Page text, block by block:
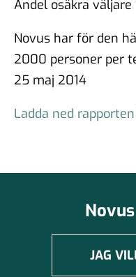
Andel osäkra väljare
Novus har för den
2000 personer per
25 maj 2014
Ladda ned
JAG